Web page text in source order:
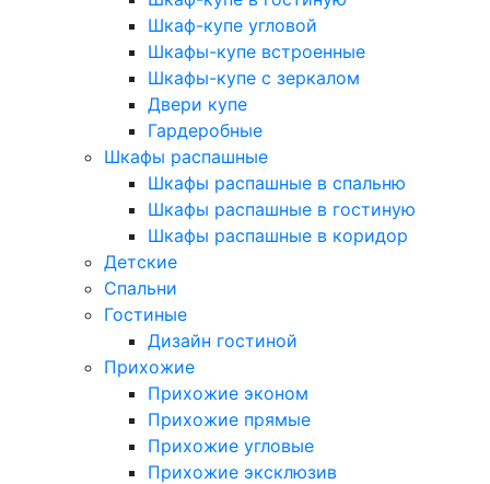
Шкаф-купе угловой
Шкафы-купе встроенные
Шкафы-купе с зеркалом
Двери купе
Гардеробные
Шкафы распашные
Шкафы распашные в спальню
Шкафы распашные в гостиную
Шкафы распашные в коридор
Детские
Спальни
Гостиные
Дизайн гостиной
Прихожие
Прихожие эконом
Прихожие прямые
Прихожие угловые
Прихожие эксклюзив